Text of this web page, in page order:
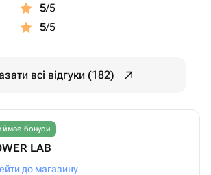
5/5
5/5
всі відгуки (182)
бонуси
LAB
до магазину